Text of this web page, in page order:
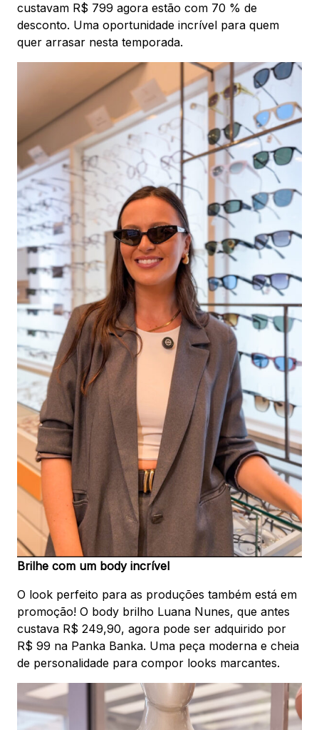
custavam R$ 799 agora estão com 70 % de
desconto. Uma oportunidade incrível para quem
quer arrasar nesta temporada.
Brilhe com um body incrível
O look perfeito para as produções também está em
promoção! O body brilho Luana Nunes, que antes
custava R$ 249,90, agora pode ser adquirido por
R$ 99 na Panka Banka. Uma peça moderna e cheia
de personalidade para compor looks marcantes.